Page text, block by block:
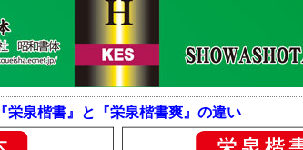
『栄泉楷書』と『栄泉楷書爽』の違い